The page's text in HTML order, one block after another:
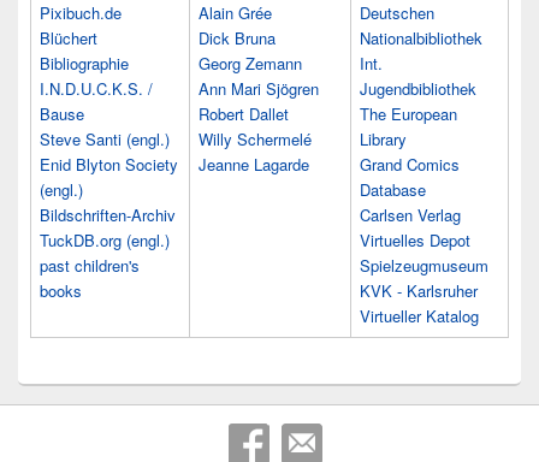
Pixibuch.de
Blüchert
Bibliographie
I.N.D.U.C.K.S. /
Bause
Steve Santi (engl.)
Enid Blyton Society
(engl.)
Bildschriften-Archiv
TuckDB.org (engl.)
past children's
books
Alain Grée
Dick Bruna
Georg Zemann
Ann Mari Sjögren
Robert Dallet
Willy Schermelé
Jeanne Lagarde
Deutschen
Nationalbibliothek
Int.
Jugendbibliothek
The European
Library
Grand Comics
Database
Carlsen Verlag
Virtuelles Depot
Spielzeugmuseum
KVK - Karlsruher
Virtueller Katalog